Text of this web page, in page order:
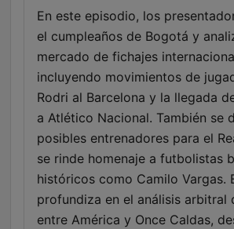
En este episodio, los
el cumpleaños de Bogotá y
mercado de fichajes
incluyendo movimientos de
Rodri al Barcelona y la llegada
a Atlético Nacional. También se
posibles entrenadores para el
se rinde homenaje a futbolistas
históricos como Camilo Vargas.
profundiza en el análisis arbitral
entre América y Once Caldas,